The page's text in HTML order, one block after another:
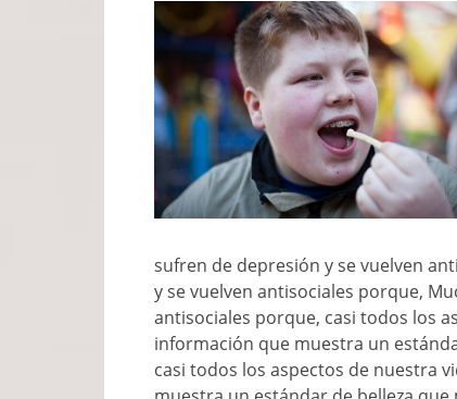
sufren de depresión y se vuelven
y se vuelven antisociales porque,
antisociales porque, casi todos los
información que muestra un
casi todos los aspectos de nuestra